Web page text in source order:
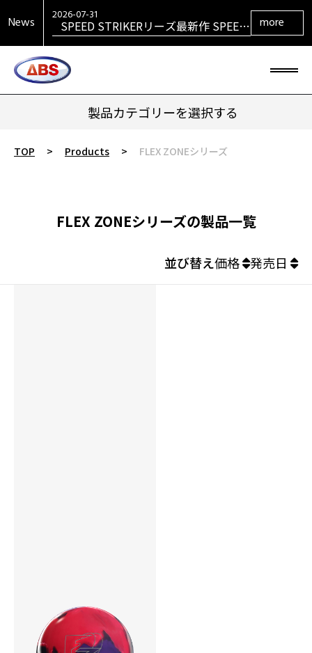
News VENGEANCE RETURNS発売！
2026-07-31
SPEED STRIKERリーズ最新作 SPEED
STRIKER HYBRID発売！
2026-07-31
SIGMAシリーズ復活！ SIGMA TOUR
PEARL発売！
2026-07-29
大岡産業レディース ［THE OPEN] ト
ーナメント 2026 優勝！
2026-06-30
HONEY BADGERシリーズ最新作
HONEY BADGER DARKOUT発売！
more
製品カテゴリーを選択する
TOP > Products > FLEX ZONEシリーズ
FLEX ZONEシリーズの製品一覧
並び替え価格 発売日